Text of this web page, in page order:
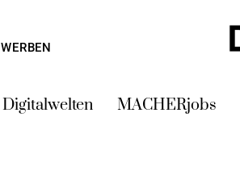
WERBEN
Digitalwelten MACHERjobs